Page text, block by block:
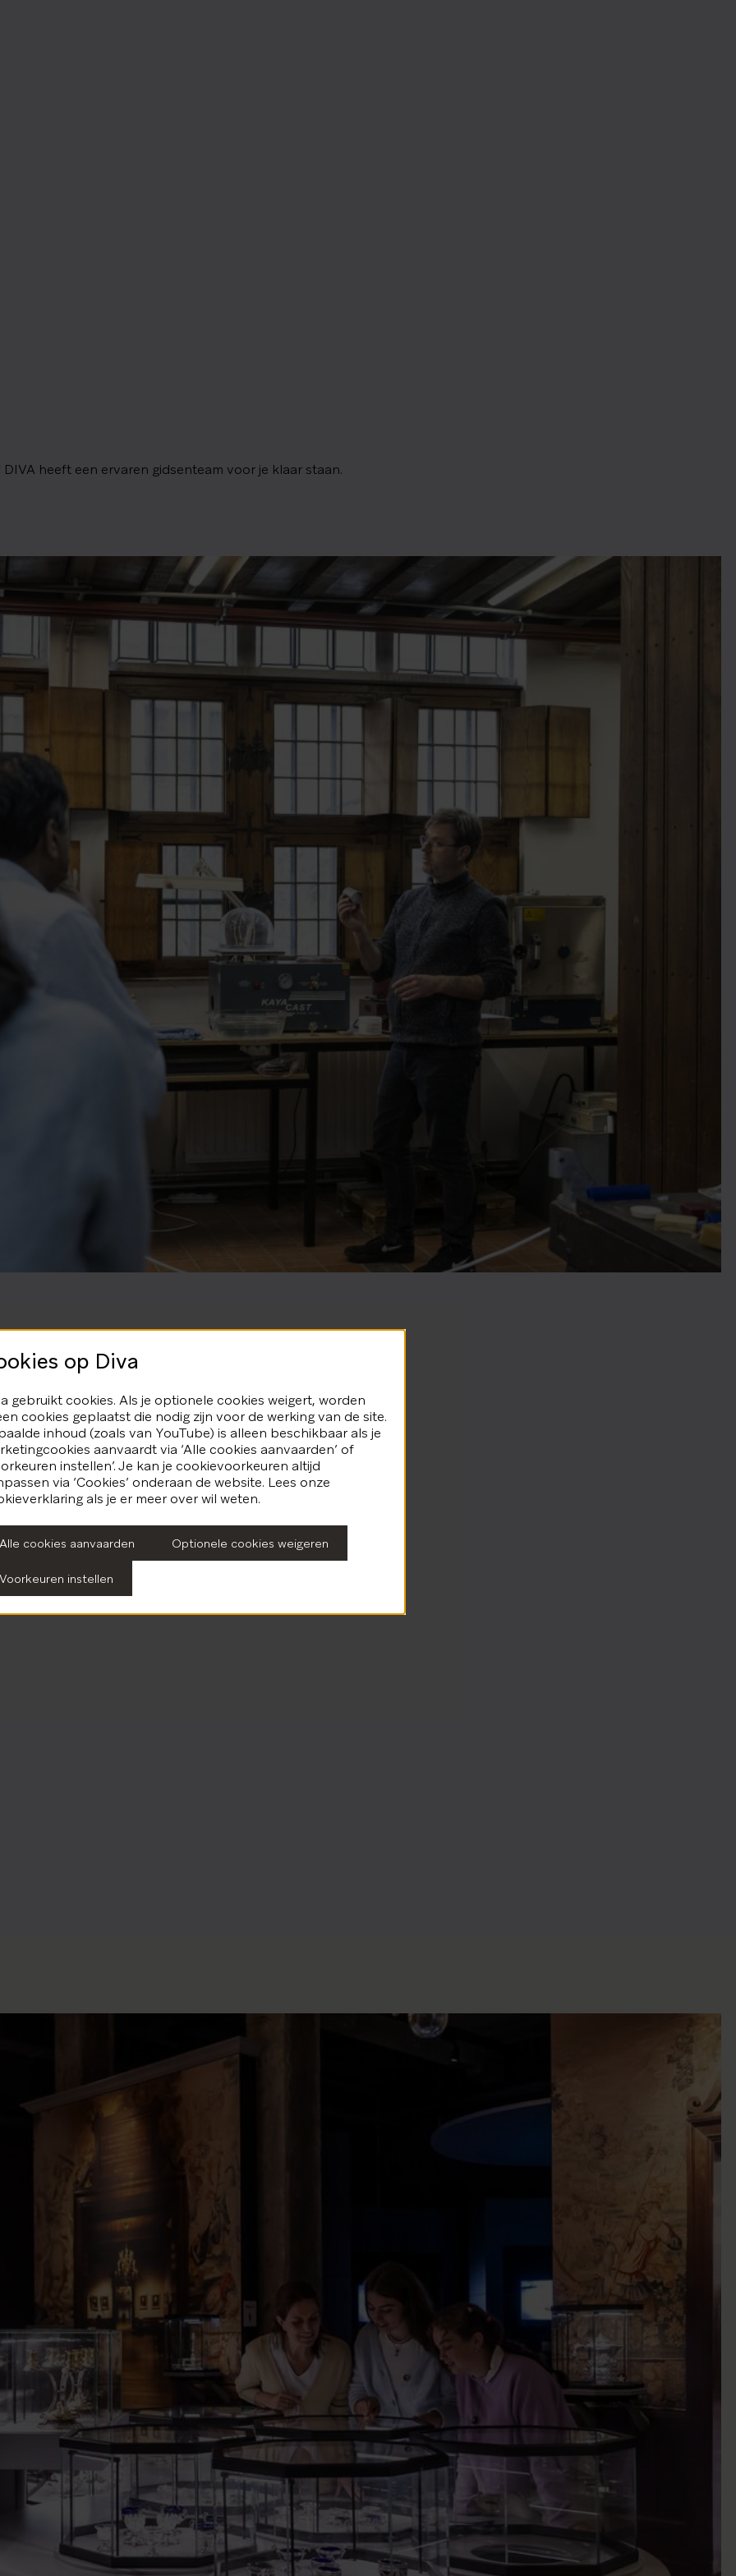
heeft een ervaren gidsenteam voor je klaar staan.
op Diva
gebruikt cookies. Als je optionele cookies weigert, worden
cookies geplaatst die nodig zijn voor de werking van de site.
inhoud (zoals van YouTube) is alleen beschikbaar als je
aanvaardt via ‘Alle cookies aanvaarden’ of
instellen’. Je kan je cookievoorkeuren altijd
via ‘Cookies’ onderaan de website. Lees onze
als je er meer over wil weten.
Alle cookies aanvaarden Optionele cookies weigeren
Voorkeuren instellen